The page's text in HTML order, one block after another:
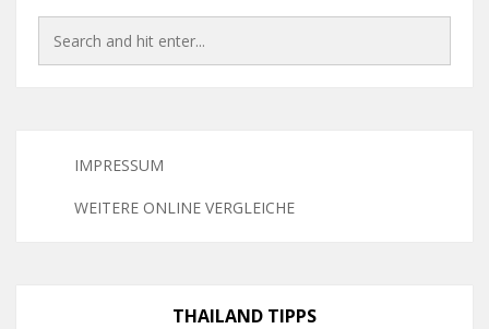
IMPRESSUM
WEITERE ONLINE VERGLEICHE
THAILAND TIPPS